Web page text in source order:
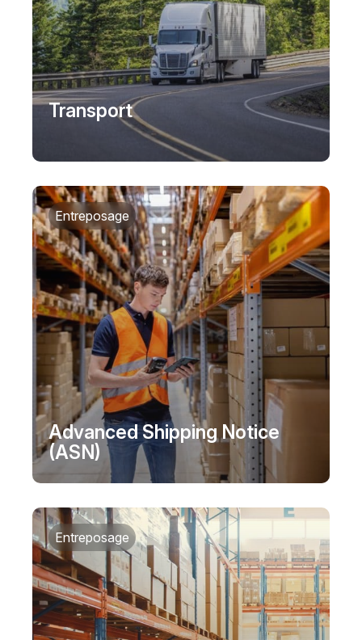
Transport
Entreposage
Advanced Shipping Notice
(ASN)
Entreposage